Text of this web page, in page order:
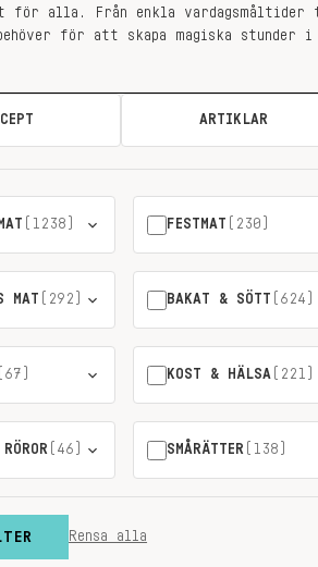
för alla. Från enkla
för att skapa magiska stunder i
ARTIKLAR
(1238) FESTMAT (230)
MAT (292) BAKAT & SÖTT (624)
(67) KOST & HÄLSA (221)
(46) SMÅRÄTTER (138)
Rensa alla